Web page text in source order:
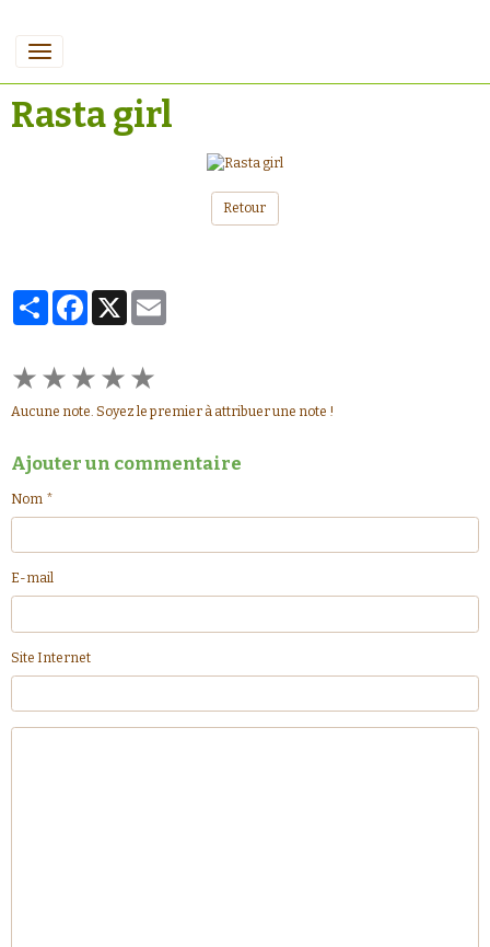
Rasta girl
Retour
PartagerFacebook
X
★★★★★
Aucune note. Soyez le premier à attribuer une note !
Ajouter un commentaire
Nom
E-mail
Site Internet